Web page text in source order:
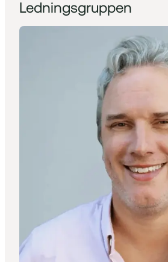
Ledningsgruppen